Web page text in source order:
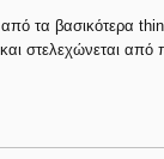
τα βασικότερα
στελεχώνεται από